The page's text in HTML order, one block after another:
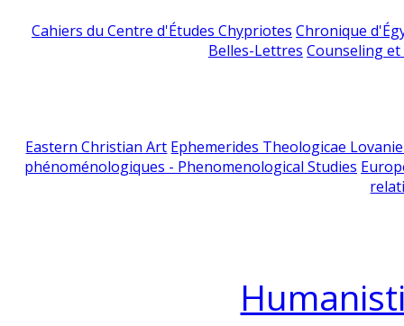
Cahiers du Centre d'Études Chypriotes Chronique
Belles-Lettres Counseling
Eastern Christian Art Ephemerides Theologicae
phénoménologiques - Phenomenological Studies